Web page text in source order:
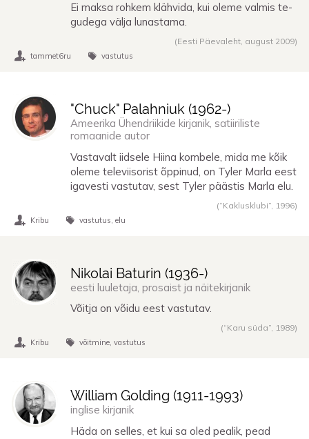
Ei mak­sa roh­kem kläh­vi­da, kui ole­me val­mis te­
gu­de­ga väl­ja lu­nas­ta­ma.
(Eesti Päevaleht, august 2009)
tammet6ru vastutus
"Chuck" Palahniuk (1962-)
Ameerika Ühendriikide kirjanik, satiiriliste
romaanide autor
Vastavalt iidsele Hiina kombele, mida me kõik
oleme televiisorist õppinud, on Tyler Marla eest
igavesti vastutav, sest Tyler päästis Marla elu.
(“Kaklusklubi”, 1996)
Kribu vastutus elu
Nikolai Baturin (1936-)
eesti luuletaja, prosaist ja näitekirjanik
Võitja on võidu eest vastutav.
(“Karu süda”, 1989)
Kribu võitmine vastutus
William Golding (1911-1993)
inglise kirjanik
Häda on selles, et kui sa oled pealik, pead